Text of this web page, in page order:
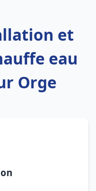
et
eau
Orge